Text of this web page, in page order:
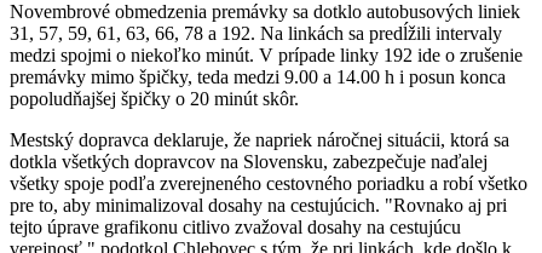
Novembrové obmedzenia premávky sa dotklo autobusových liniek
31, 57, 59, 61, 63, 66, 78 a 192. Na linkách sa predĺžili intervaly
medzi spojmi o niekoľko minút. V prípade linky 192 ide o zrušenie
premávky mimo špičky, teda medzi 9.00 a 14.00 h i posun konca
popoludňajšej špičky o 20 minút skôr.
Mestský dopravca deklaruje, že napriek náročnej situácii, ktorá sa
dotkla všetkých dopravcov na Slovensku, zabezpečuje naďalej
všetky spoje podľa zverejneného cestovného poriadku a robí všetko
pre to, aby minimalizoval dosahy na cestujúcich. "Rovnako aj pri
tejto úprave grafikonu citlivo zvažoval dosahy na cestujúcu